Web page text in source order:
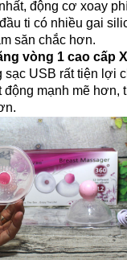
động cơ xoay
ti có nhiều gai
săn chắc hơn.
vòng 1 cao cấp
sạc USB rất tiện lợi
động mạnh mẽ hơn,